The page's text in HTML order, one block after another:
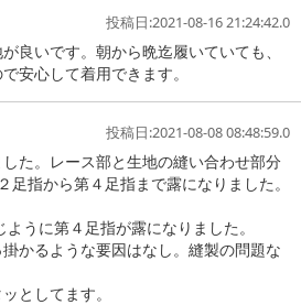
投稿日:2021-08-16 21:24:42.0
良いです。朝から晩迄履いていても、
安心して着用できます。
投稿日:2021-08-08 08:48:59.0
た。レース部と生地の縫い合わせ部分
足指から第４足指まで露になりました。
うに第４足指が露になりました。
かるような要因はなし。縫製の問題な
としてます。